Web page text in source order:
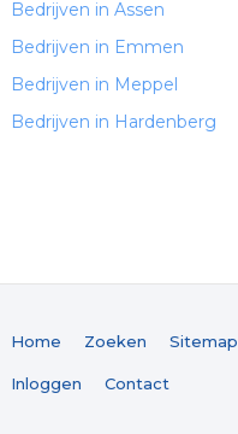
Bedrijven in Assen
Bedrijven in Emmen
Bedrijven in Meppel
Bedrijven in Hardenberg
Home Zoeken Sitemap
Inloggen Contact